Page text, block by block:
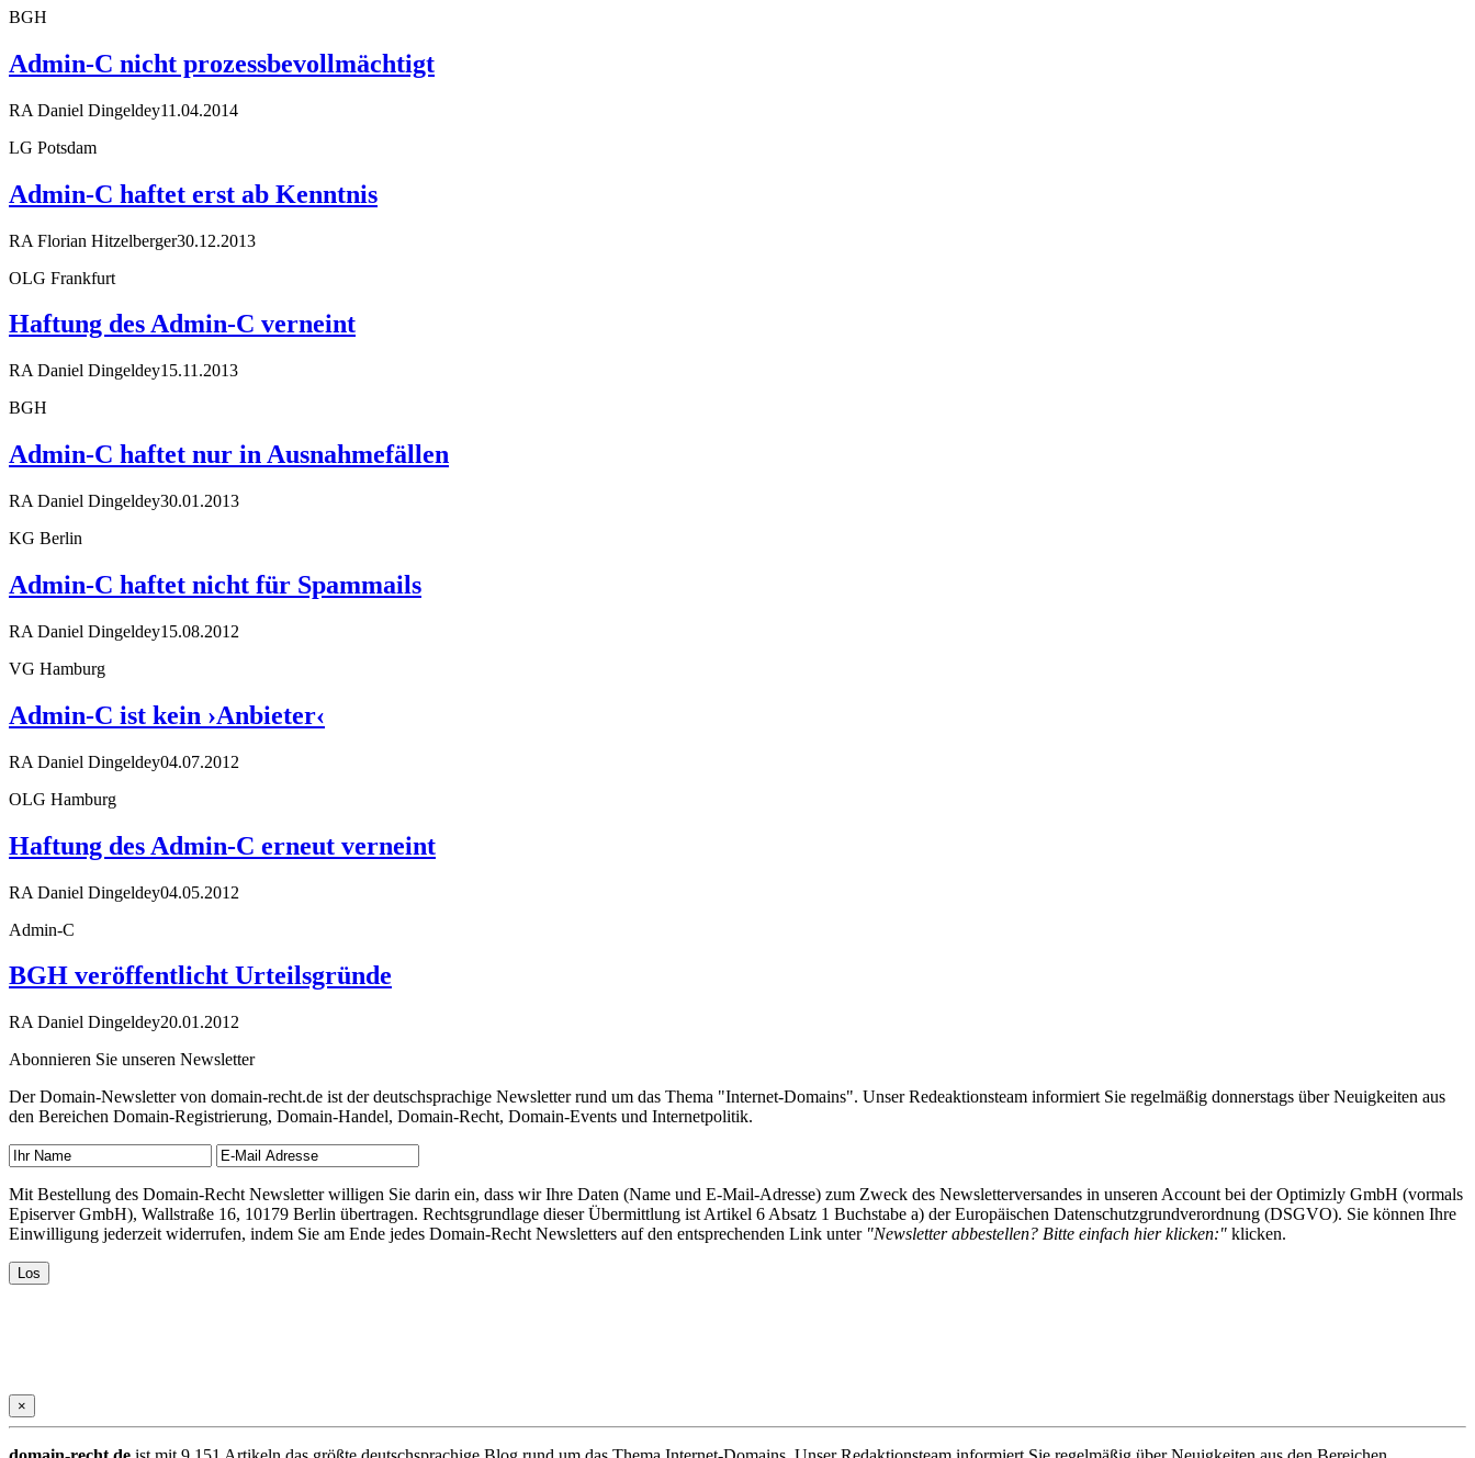
BGH
Admin-C nicht prozessbevollmächtigt
RA Daniel Dingeldey11.04.2014
LG Potsdam
Admin-C haftet erst ab Kenntnis
RA Florian Hitzelberger30.12.2013
OLG Frankfurt
Haftung des Admin-C verneint
RA Daniel Dingeldey15.11.2013
BGH
Admin-C haftet nur in Ausnahmefällen
RA Daniel Dingeldey30.01.2013
KG Berlin
Admin-C haftet nicht für Spammails
RA Daniel Dingeldey15.08.2012
VG Hamburg
Admin-C ist kein ›Anbieter‹
RA Daniel Dingeldey04.07.2012
OLG Hamburg
Haftung des Admin-C erneut verneint
RA Daniel Dingeldey04.05.2012
Admin-C
BGH veröffentlicht Urteilsgründe
RA Daniel Dingeldey20.01.2012
Abonnieren Sie unseren Newsletter
Der Domain-Newsletter von domain-recht.de ist der deutschsprachige Newsletter rund um das Thema "Internet-Domains". Unser Redeaktionsteam informiert Sie regelmäßig donnerstags über Neuigkeiten aus
den Bereichen Domain-Registrierung, Domain-Handel, Domain-Recht, Domain-Events und Internetpolitik.
Mit Bestellung des Domain-Recht Newsletter willigen Sie darin ein, dass wir Ihre Daten (Name und E-Mail-Adresse) zum Zweck des Newsletterversandes in unseren Account bei der Optimizly GmbH (vormals
Episerver GmbH), Wallstraße 16, 10179 Berlin übertragen. Rechtsgrundlage dieser Übermittlung ist Artikel 6 Absatz 1 Buchstabe a) der Europäischen Datenschutzgrundverordnung (DSGVO). Sie können Ihre
Einwilligung jederzeit widerrufen, indem Sie am Ende jedes Domain-Recht Newsletters auf den entsprechenden Link unter "Newsletter abbestellen? Bitte einfach hier klicken:" klicken.
×